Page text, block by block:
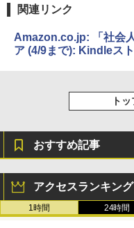
関連リンク
Amazon.co.jp: 「社会
ア (4/9まで): Kindleス
ト
おすすめ記事
アクセスランキング
1時間 24時間